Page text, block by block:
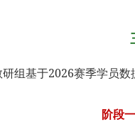
组基于2026赛季学员
阶段